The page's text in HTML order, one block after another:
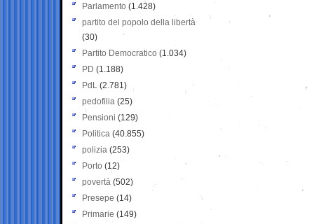
Parlamento (1.428)
partito del popolo della libertà
(30)
Partito Democratico (1.034)
PD (1.188)
PdL (2.781)
pedofilia (25)
Pensioni (129)
Politica (40.855)
polizia (253)
Porto (12)
povertà (502)
Presepe (14)
Primarie (149)